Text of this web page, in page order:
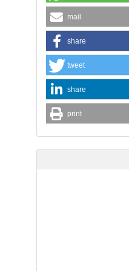
mail
share
tweet
share
print